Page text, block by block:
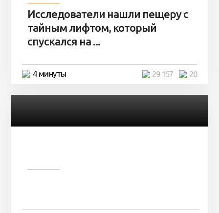
Исследователи нашли пещеру с
тайным лифтом, который
спускался на ...
4 минуты 20
29 157